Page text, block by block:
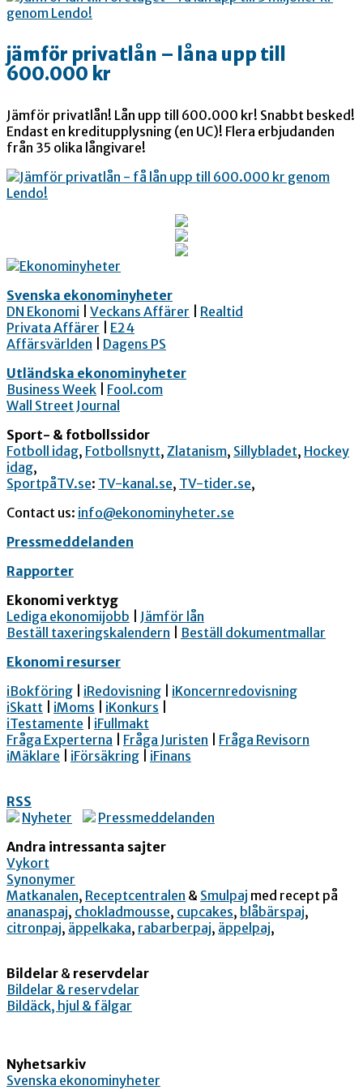
jämför privatlån – låna upp till
600.000 kr
Jämför privatlån! Lån upp till 600.000 kr! Snabbt besked!
Endast en kreditupplysning (en UC)! Flera erbjudanden
från 35 olika långivare!
Svenska ekonominyheter
DN Ekonomi
Veckans Affärer
Realtid
Privata Affärer
E24
Affärsvärlden
Dagens PS
Utländska ekonominyheter
Business Week
Fool.com
Wall Street Journal
Sport- & fotbollssidor
Fotboll idag, Fotbollsnytt, Zlatanism, Sillybladet, Hockey
idag,
SportpåTV.se: TV-kanal.se, TV-tider.se,
Contact us: info@ekonominyheter.se
Pressmeddelanden
Rapporter
Ekonomi verktyg
Lediga ekonomijobb
Jämför lån
Beställ taxeringskalendern
Beställ dokumentmallar
Ekonomi resurser
iBokföring
iRedovisning
iKoncernredovisning
iSkatt
iMoms iKonkurs
iTestamente
iFullmakt
Fråga Experterna
Fråga Juristen
Fråga Revisorn
iMäklare
iFörsäkring iFinans
RSS
Nyheter
Pressmeddelanden
Andra intressanta sajter
Vykort
Synonymer
Matkanalen, Receptcentralen & Smulpaj med recept på
ananaspaj, chokladmousse, cupcakes, blåbärspaj,
citronpaj, äppelkaka, rabarberpaj, äppelpaj,
Bildelar & reservdelar
Bildelar & reservdelar
Bildäck, hjul & fälgar
Nyhetsarkiv
Svenska ekonominyheter